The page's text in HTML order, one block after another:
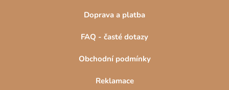
Doprava a platba
FAQ - časté dotazy
Obchodní podmínky
Reklamace